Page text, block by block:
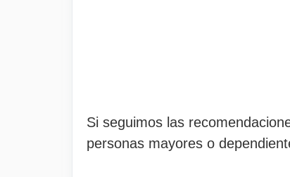
Si seguimos las
personas mayores o